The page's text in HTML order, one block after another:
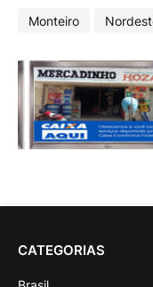
Monteiro
CATEGORIAS